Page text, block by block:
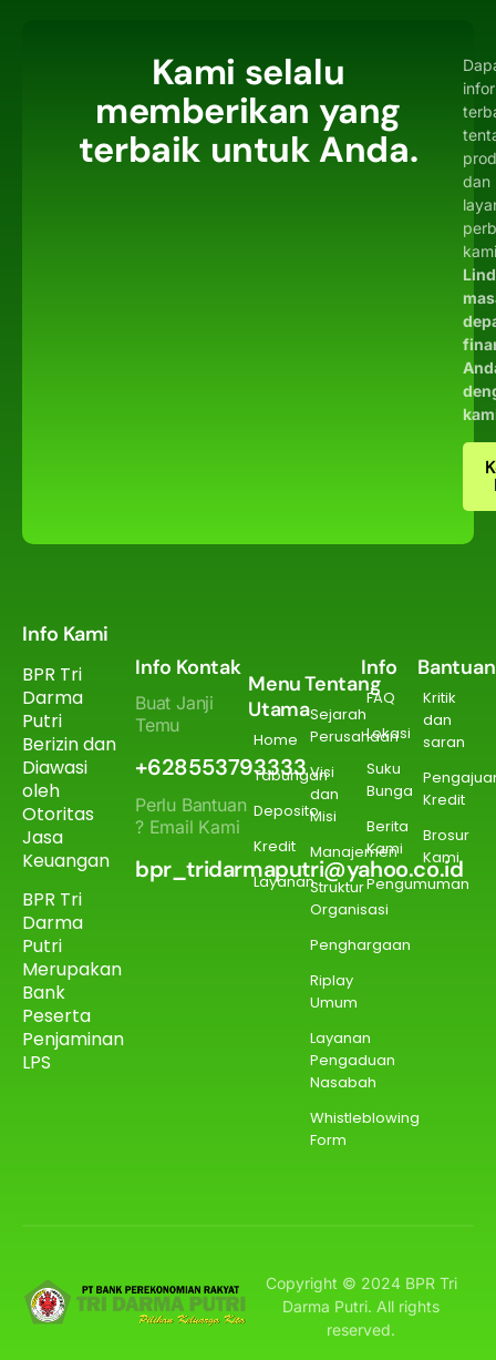
Kami selalu
memberikan yang
terbaik untuk Anda.
dan
Info Kami
BPR Tri
Darma
Putri
Berizin dan
Diawasi
oleh
Otoritas
Jasa
Keuangan
BPR Tri
Darma
Putri
Merupakan
Bank
Peserta
Penjaminan
LPS
Info Kontak
Buat Janji
Temu
+628553793333
Perlu Bantuan
? Email Kami
bpr_tridarmaputri@yahoo.co.id
Menu
Utama
Home
Tabungan
Deposito
Kredit
Layanan
Tentang
Sejarah
Perusahaan
Visi
dan
Misi
Manajemen
Struktur
Organisasi
Penghargaan
Riplay
Umum
Layanan
Pengaduan
Nasabah
Whistleblowing
Form
Info
FAQ
Lokasi
Suku
Bunga
Berita
Kami
Pengumuman
Bantuan
Kritik
dan
saran
Kredit
Brosur
Kami
Copyright © 2024 BPR Tri
Darma Putri. All rights
reserved.